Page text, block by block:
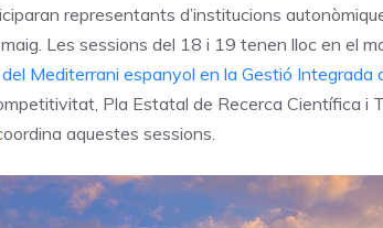
representants d’institucions
Les sessions del 18 i 19 tenen lloc en el
Mediterrani espanyol en la Gestió Integrada
Pla Estatal de Recerca Científica i
aquestes sessions.